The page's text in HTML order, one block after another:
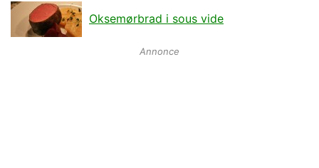
Oksemørbrad i sous vide
Annonce